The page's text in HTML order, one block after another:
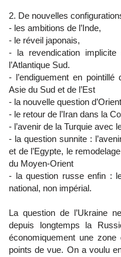
2. De nouvelles
- les ambitions de l’Inde,
- le réveil japonais,
- la revendication implicite
l’Atlantique Sud.
- l’endiguement en
Asie du Sud et de l’Est
- la nouvelle question d’Orient
- le retour de l’Iran dans la
- l’avenir de la Turquie avec
- la question sunnite :
et de l’Egypte, le
du Moyen-Orient
- la question russe enfin :
national, non impérial.
La question de l’Ukraine
depuis longtemps la
économiquement une
points de vue. On a voulu